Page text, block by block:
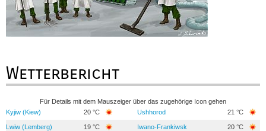
Wetterbericht
Für Details mit dem Mauszeiger über das zugehörige Icon gehen
Kyjiw (Kiew)
20 °C Ushhorod 21 °C
Lwiw (Lemberg) 19 °C Iwano-Frankiwsk 20 °C